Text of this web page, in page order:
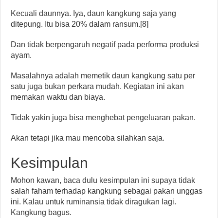
Kecuali daunnya. Iya, daun kangkung saja yang
ditepung. Itu bisa 20% dalam ransum.[8]
Dan tidak berpengaruh negatif pada performa produksi
ayam.
Masalahnya adalah memetik daun kangkung satu per
satu juga bukan perkara mudah. Kegiatan ini akan
memakan waktu dan biaya.
Tidak yakin juga bisa menghebat pengeluaran pakan.
Akan tetapi jika mau mencoba silahkan saja.
Kesimpulan
Mohon kawan, baca dulu kesimpulan ini supaya tidak
salah faham terhadap kangkung sebagai pakan unggas
ini. Kalau untuk ruminansia tidak diragukan lagi.
Kangkung bagus.